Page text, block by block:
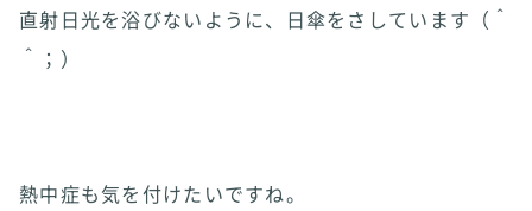
直射日光を浴びないように、日傘をさしています（＾
＾；）
熱中症も気を付けたいですね。